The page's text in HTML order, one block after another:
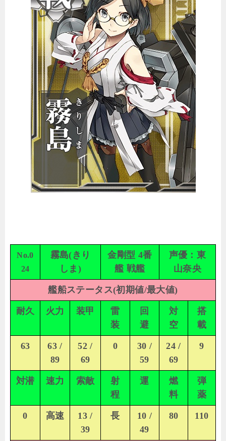
No.0
24
霧島(きり
しま)
金剛型 4番
艦 戦艦
声優：東
山奈央
艦船ステータス(初期値/最大値)
耐久 火力 装甲
雷
装
回
避
対
空
搭
載
63
63 /
89
52 /
69
0
30 /
59
24 /
69
9
対潜 速力 索敵
射
程
運
燃
料
弾
薬
0 高速
13 /
39
長
10 /
49
80 110